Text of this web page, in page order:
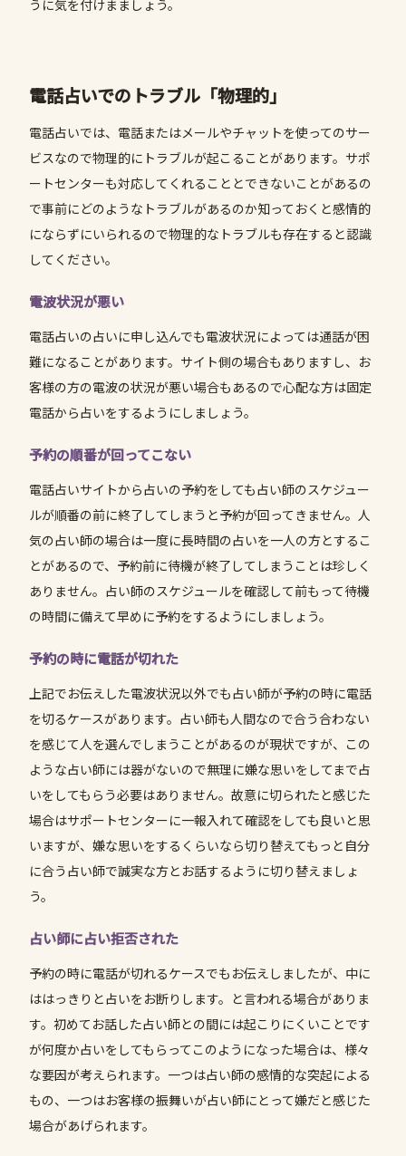
うに気を付けまましょう。
電話占いでのトラブル「物理的」
電話占いでは、電話またはメールやチャットを使ってのサー
ビスなので物理的にトラブルが起こることがあります。サポ
ートセンターも対応してくれることとできないことがあるの
で事前にどのようなトラブルがあるのか知っておくと感情的
にならずにいられるので物理的なトラブルも存在すると認識
してください。
電波状況が悪い
電話占いの占いに申し込んでも電波状況によっては通話が困
難になることがあります。サイト側の場合もありますし、お
客様の方の電波の状況が悪い場合もあるので心配な方は固定
電話から占いをするようにしましょう。
予約の順番が回ってこない
電話占いサイトから占いの予約をしても占い師のスケジュー
ルが順番の前に終了してしまうと予約が回ってきません。人
気の占い師の場合は一度に長時間の占いを一人の方とするこ
とがあるので、予約前に待機が終了してしまうことは珍しく
ありません。占い師のスケジュールを確認して前もって待機
の時間に備えて早めに予約をするようにしましょう。
予約の時に電話が切れた
上記でお伝えした電波状況以外でも占い師が予約の時に電話
を切るケースがあります。占い師も人間なので合う合わない
を感じて人を選んでしまうことがあるのが現状ですが、この
ような占い師には器がないので無理に嫌な思いをしてまで占
いをしてもらう必要はありません。故意に切られたと感じた
場合はサポートセンターに一報入れて確認をしても良いと思
いますが、嫌な思いをするくらいなら切り替えてもっと自分
に合う占い師で誠実な方とお話するように切り替えましょ
う。
占い師に占い拒否された
予約の時に電話が切れるケースでもお伝えしましたが、中に
ははっきりと占いをお断りします。と言われる場合がありま
す。初めてお話した占い師との間には起こりにくいことです
が何度か占いをしてもらってこのようになった場合は、様々
な要因が考えられます。一つは占い師の感情的な突起による
もの、一つはお客様の振舞いが占い師にとって嫌だと感じた
場合があげられます。